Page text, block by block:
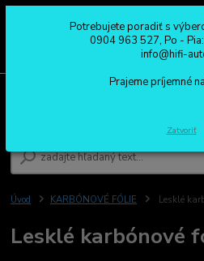
0904 963 527
Po - Pia: 08:00 - 16:00
Úvod KARBÓNOVÉ FÓLIE Lesklé
Lesklé karbónové
Potrebujete poradiť s
0904 963 527, Po -
info@hifi-
Prajeme príjemné
Zatvoriť